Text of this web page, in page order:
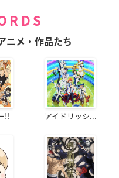
ニメ・作品たち
!! アイドリッシ...